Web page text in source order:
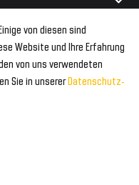
von diesen sind
Website und Ihre Erfahrung
von uns verwendeten
Sie in unsererDaten­schutz­